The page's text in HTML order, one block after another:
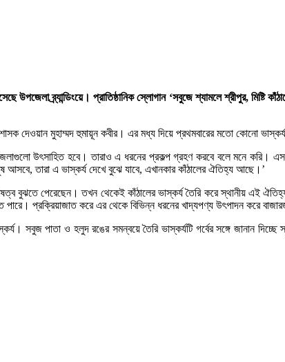
উপজেলা ব্র্যান্ডিংয়ে। প্রাতিষ্ঠানিক স্লোগান ‘সবুজে শ্যামলে শ্রীপুর,
দেওয়ান মুহাম্মদ হুমায়ূন কবীর। এর মধ্য দিয়ে প্রথমবারের মতো কোনো
উৎসাহিত হবে। তারাও এ ধরনের প্রকল্প গ্রহণ করবে বলে মনে করি। এসব
আসবে, তারা এ ভাস্কর্য দেখে বুঝে যাবে, এখানকার কাঁঠালের ঐতিহ্য আছে।’
বুঝতে পেরেছেন। তখন থেকেই কাঁঠালের ভাস্কর্য তৈরি করে স্থানীয় এই
প্রক্রিয়াজাত করে এর থেকে বিভিন্ন ধরনের খাদ্যপণ্য উৎপাদন করে
সবুজ পাতা ও হলুদ রঙের সমন্বয়ে তৈরি ভাস্কর্যটি গর্বের সঙ্গে জানান